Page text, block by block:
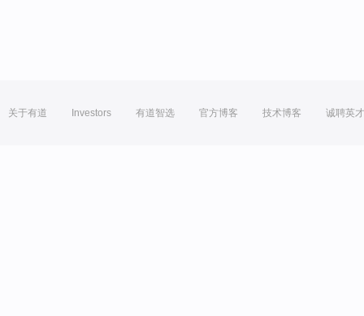
关于有道 Investors 有道智选 官方博客 技术博客 诚聘英才